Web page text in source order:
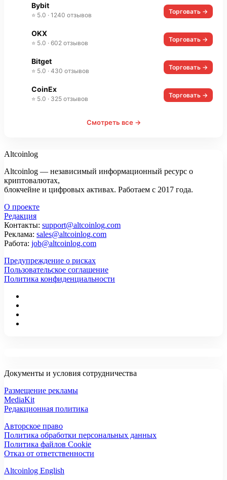
Bybit
⭐ 5.0 · 1240 отзывов Торговать →
OKX
⭐ 5.0 · 602 отзывов Торговать →
Bitget
⭐ 5.0 · 430 отзывов Торговать →
CoinEx
⭐ 5.0 · 325 отзывов Торговать →
Смотреть все →
Altcoinlog
Altcoinlog — независимый информационный ресурс о
криптовалютах,
блокчейне и цифровых активах. Работаем с 2017 года.
О проекте
Редакция
Контакты: support@altcoinlog.com
Реклама: sales@altcoinlog.com
Работа: job@altcoinlog.com
Предупреждение о рисках
Пользовательское соглашение
Политика конфиденциальности
Документы и условия сотрудничества
Размещение рекламы
MediaKit
Редакционная политика
Авторское право
Политика обработки персональных данных
Политика файлов Cookie
Отказ от ответственности
Altcoinlog English